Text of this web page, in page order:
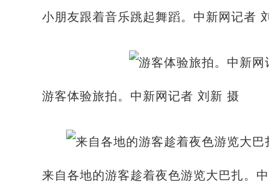
小朋友跟着音乐跳起舞蹈。中新网记者
游客体验旅拍。中新网记者 刘新 摄
来自各地的游客趁着夜色游览大巴扎。